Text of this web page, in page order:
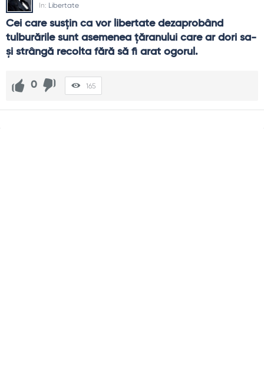
In: Libertate
Cei care susțin ca vor libertate dezaprobând
tulburările sunt asemenea țăranului care ar dori sa-
și strângă recolta fără să fi arat ogorul.
0 165